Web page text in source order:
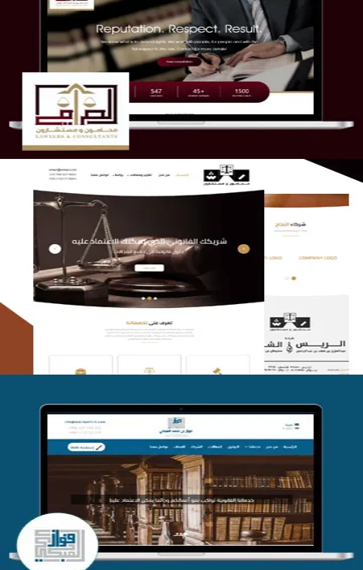
موقع الصرامي للمحاماة
التفاصيل
الريس والشعلان للمحاماة
التفاصيل
موقع فواز المبكي للمحاماة
التفاصيل